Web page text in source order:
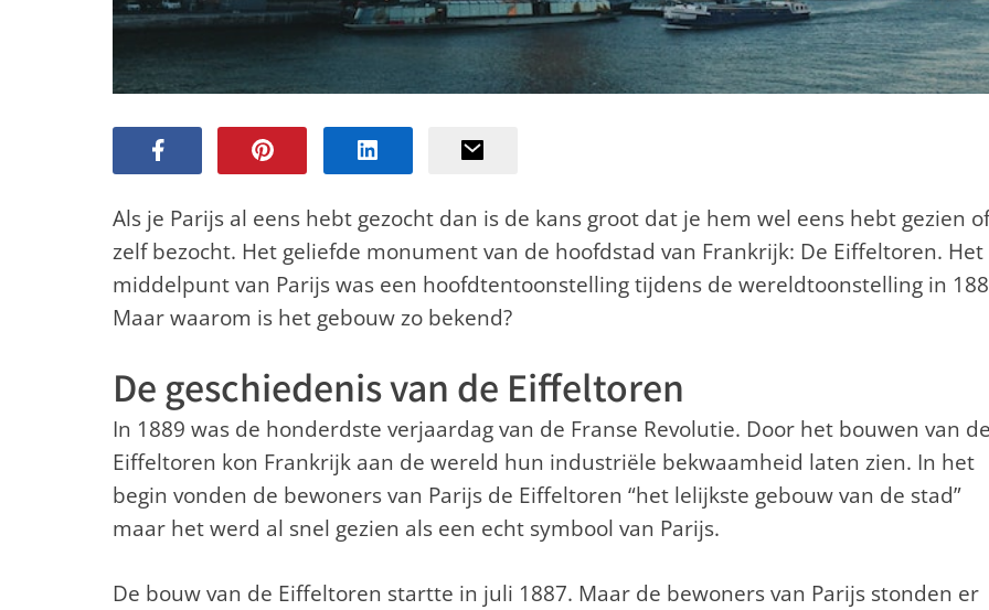
Als je Parijs al eens hebt gezocht dan is de kans groot dat je hem wel eens hebt gezien of
zelf bezocht. Het geliefde monument van de hoofdstad van Frankrijk: De Eiffeltoren. Het
middelpunt van Parijs was een hoofdtentoonstelling tijdens de wereldtoonstelling in
Maar waarom is het gebouw zo bekend?
De geschiedenis van de Eiffeltoren
In 1889 was de honderdste verjaardag van de Franse Revolutie. Door het bouwen van de
Eiffeltoren kon Frankrijk aan de wereld hun industriële bekwaamheid laten zien. In het
begin vonden de bewoners van Parijs de Eiffeltoren “het lelijkste gebouw van de stad”
maar het werd al snel gezien als een echt symbool van Parijs.
De bouw van de Eiffeltoren startte in juli 1887. Maar de bewoners van Parijs stonden er